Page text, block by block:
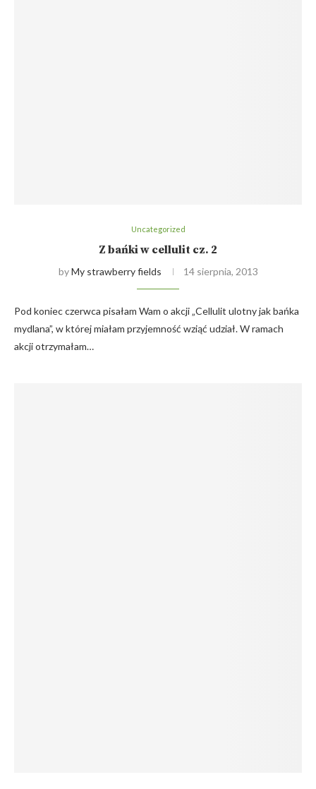
Uncategorized
Z bańki w cellulit cz. 2
byMy strawberry fields 14 sierpnia, 2013
Pod koniec czerwca pisałam Wam o akcji „Cellulit ulotny jak bańka
mydlana”, w której miałam przyjemność wziąć udział. W ramach
akcji otrzymałam…